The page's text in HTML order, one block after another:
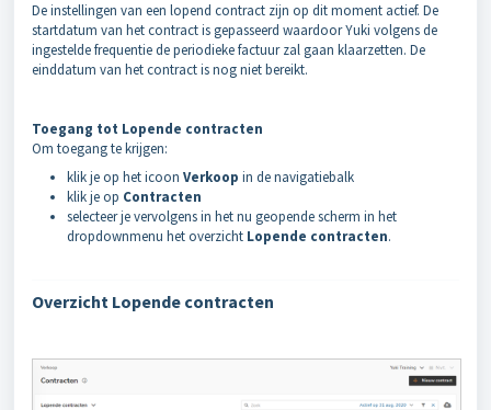
De instellingen van een lopend contract zijn op dit moment actief. De
startdatum van het contract is gepasseerd waardoor Yuki volgens de
ingestelde frequentie de periodieke factuur zal gaan klaarzetten. De
einddatum van het contract is nog niet bereikt.
Toegang tot Lopende contracten
Om toegang te krijgen:
klik je op het icoon Verkoop in de navigatiebalk
klik je op Contracten
selecteer je vervolgens in het nu geopende scherm in het
dropdownmenu het overzicht Lopende contracten.
Overzicht Lopende contracten